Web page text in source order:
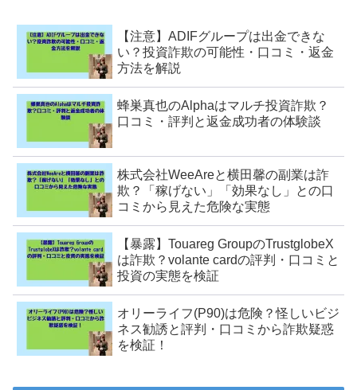
【注意】ADIFグループは出金できな
い？投資詐欺の可能性・口コミ・返金
方法を解説
蜂巣真也のAlphaはマルチ投資詐欺？
口コミ・評判と返金成功者の体験談
株式会社WeeAreと横田馨の副業は詐
欺？「稼げない」「効果なし」との口
コミから見えた危険な実態
【暴露】Touareg GroupのTrustglobeX
は詐欺？volante cardの評判・口コミと
投資の実態を検証
オリーライフ(P90)は危険？怪しいビジ
ネス勧誘と評判・口コミから詐欺疑惑
を検証！